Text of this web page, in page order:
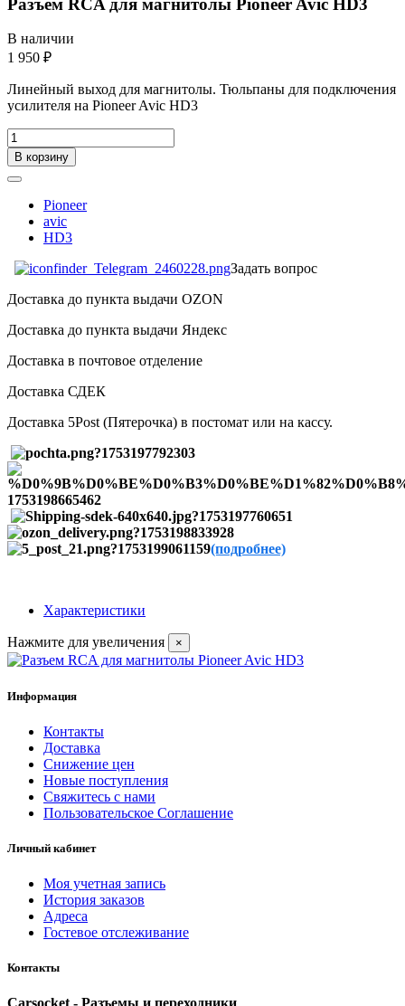
Разъем RCA для магнитолы Pioneer Avic HD3
В наличии
1 950 ₽
Линейный выход для магнитолы. Тюльпаны для подключения
усилителя на Pioneer Avic HD3
В корзину
Pioneer
avic
HD3
Задать вопрос
Доставка до пункта выдачи OZON
Доставка до пункта выдачи Яндекс
Доставка в почтовое отделение
Доставка СДЕК
Доставка 5Post (Пятерочка) в постомат или на кассу.
(подробнее)
Характеристики
Нажмите для увеличения ×
Информация
Контакты
Доставка
Снижение цен
Новые поступления
Свяжитесь с нами
Пользовательское Соглашение
Личный кабинет
Моя учетная запись
История заказов
Адреса
Гостевое отслеживание
Контакты